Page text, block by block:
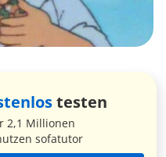
testen
2,1 Millionen
sofatutor